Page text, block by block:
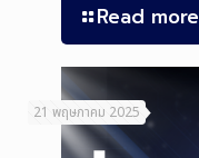
Read more
21 พฤษภาคม 2025